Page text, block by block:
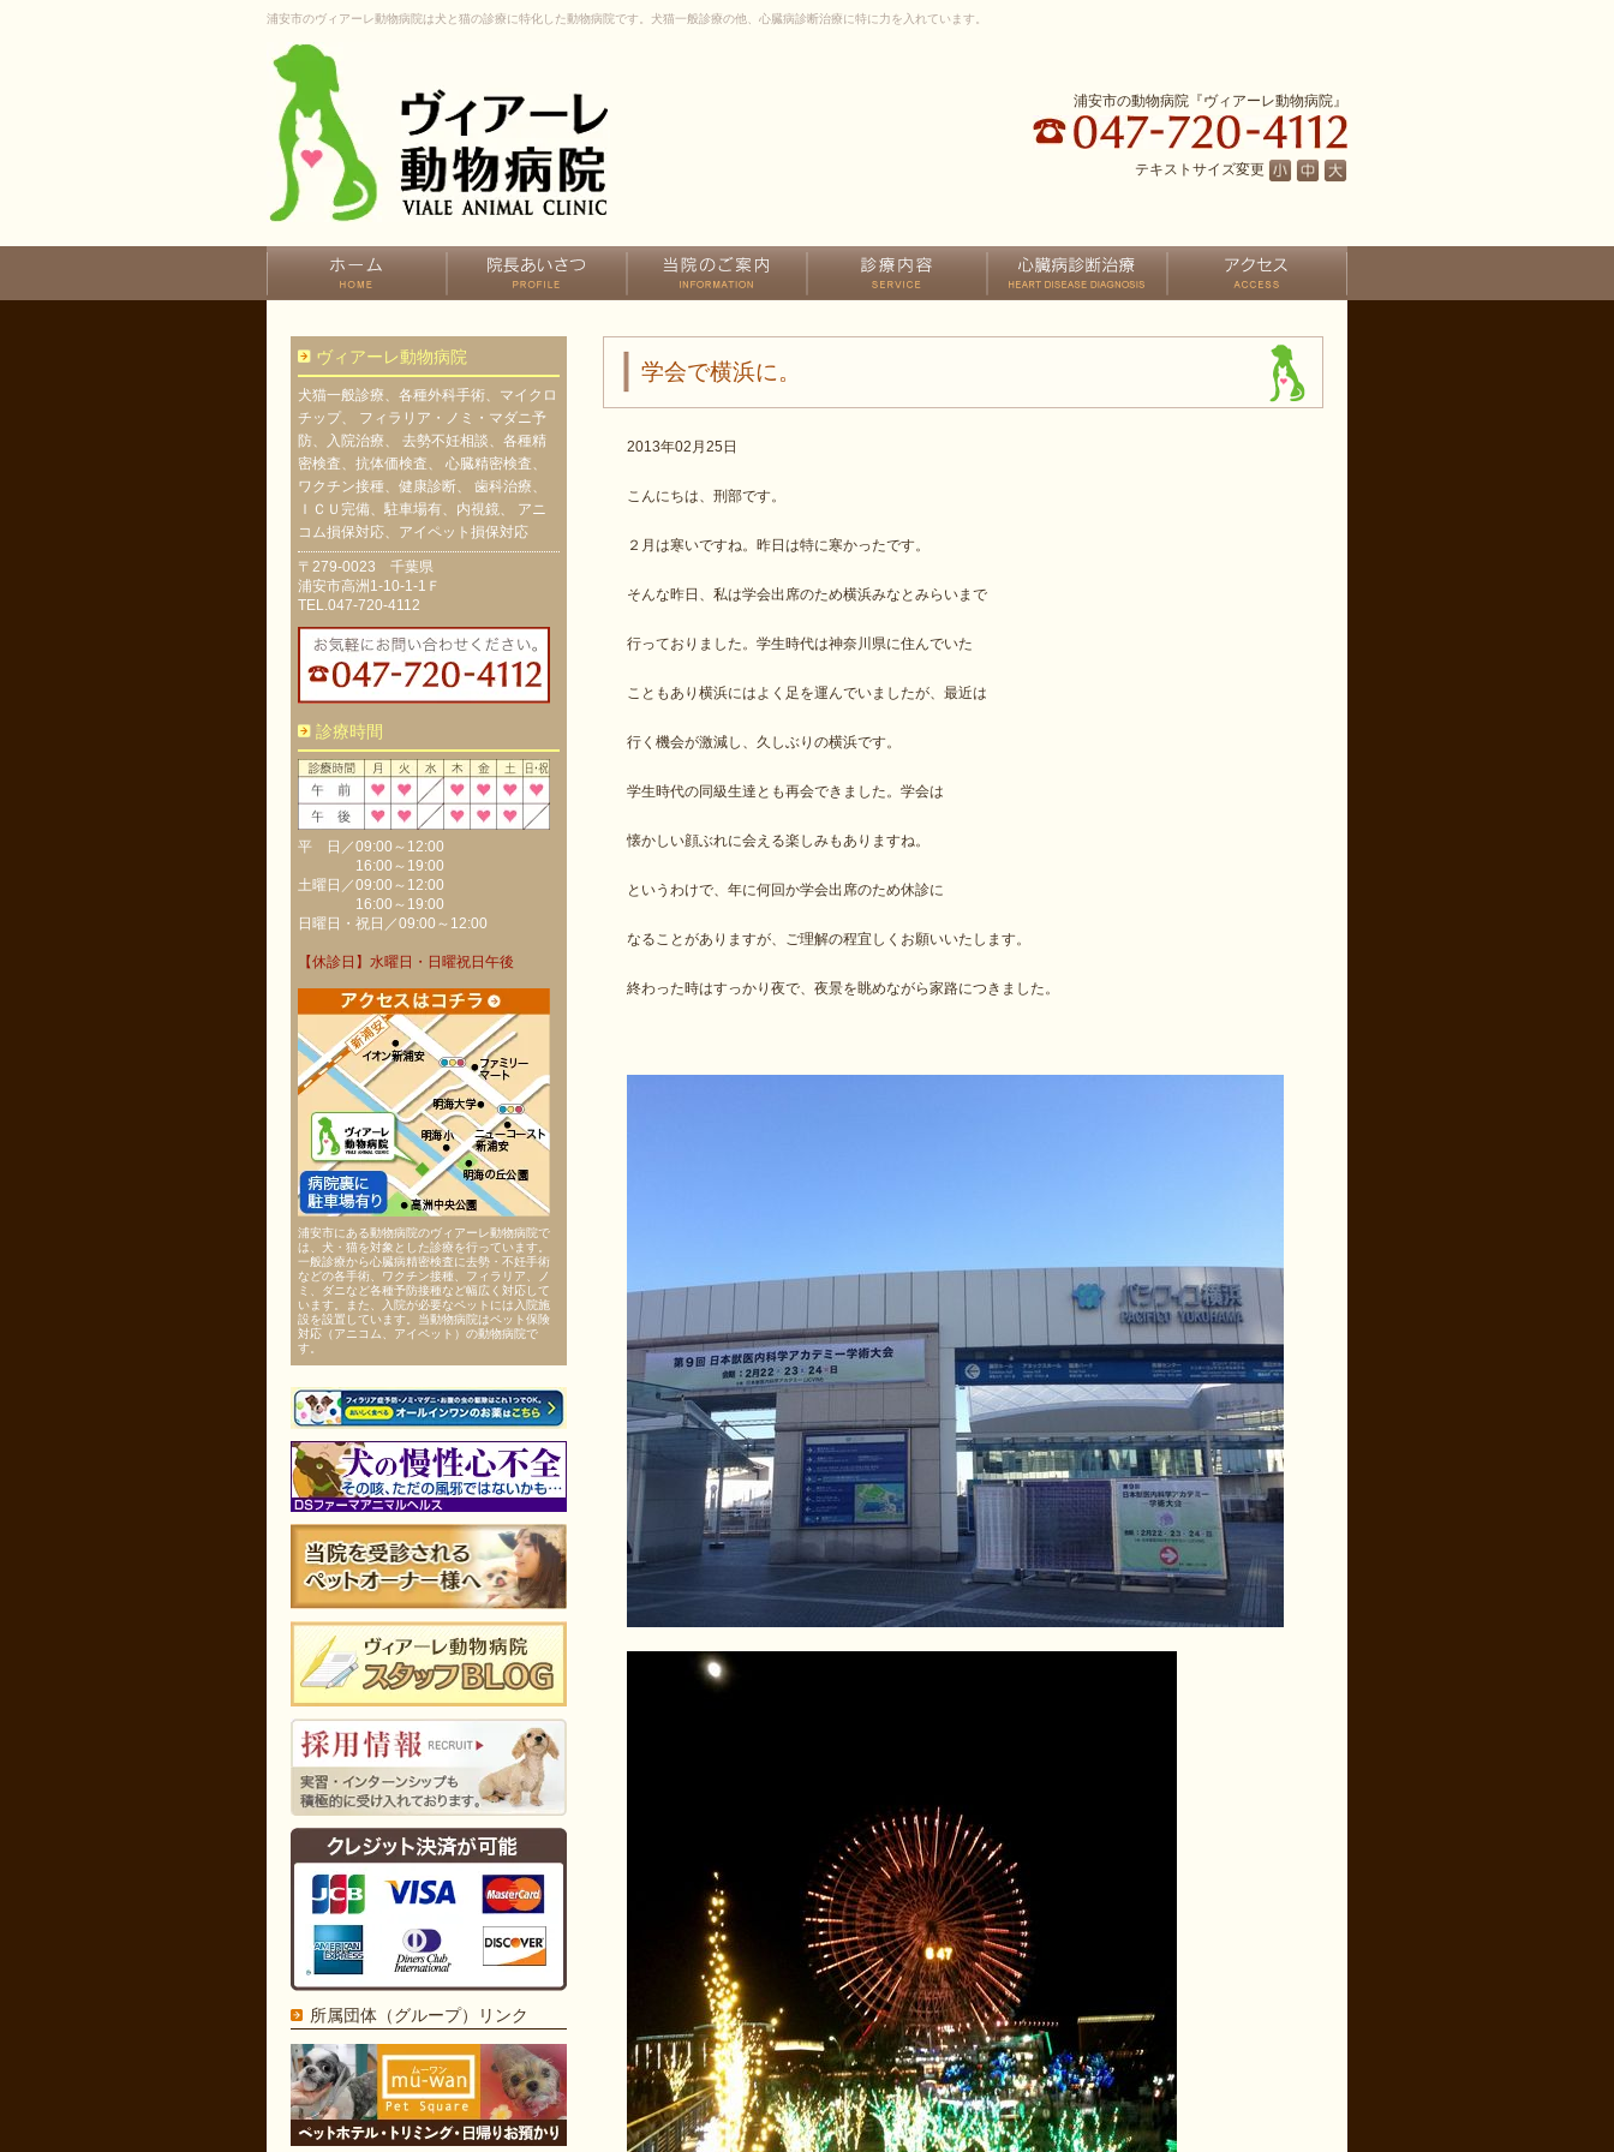
浦安市のヴィアーレ動物病院は犬と猫の診療に特化した動物病院です。犬猫一般診療の他、心臓病診断治療に特に力を入れています。
浦安市の動物病院『ヴィアーレ動物病院』
テキストサイズ変更
学会で横浜に。
2013年02月25日
こんにちは、刑部です。
２月は寒いですね。昨日は特に寒かったです。
そんな昨日、私は学会出席のため横浜みなとみらいまで
行っておりました。学生時代は神奈川県に住んでいた
こともあり横浜にはよく足を運んでいましたが、最近は
行く機会が激減し、久しぶりの横浜です。
学生時代の同級生達とも再会できました。学会は
懐かしい顔ぶれに会える楽しみもありますね。
というわけで、年に何回か学会出席のため休診に
なることがありますが、ご理解の程宜しくお願いいたします。
終わった時はすっかり夜で、夜景を眺めながら家路につきました。
ヴィアーレ動物病院
犬猫一般診療、各種外科手術、マイクロ
チップ、 フィラリア・ノミ・マダニ予
防、入院治療、 去勢不妊相談、各種精
密検査、抗体価検査、 心臓精密検査、
ワクチン接種、健康診断、 歯科治療、
ＩＣＵ完備、駐車場有、内視鏡、 アニ
コム損保対応、アイペット損保対応
〒279-0023 千葉県
浦安市高洲1-10-1-1Ｆ
TEL.047-720-4112
診療時間
平 日／09:00～12:00
16:00～19:00
土曜日／09:00～12:00
16:00～19:00
日曜日・祝日／09:00～12:00
【休診日】水曜日・日曜祝日午後
浦安市にある動物病院のヴィアーレ動物病院で
は、犬・猫を対象とした診療を行っています。
一般診療から心臓病精密検査に去勢・不妊手術
などの各手術、ワクチン接種、フィラリア、ノ
ミ、ダニなど各種予防接種など幅広く対応して
います。また、入院が必要なペットには入院施
設を設置しています。当動物病院はペット保険
対応（アニコム、アイペット）の動物病院で
す。
所属団体（グループ）リンク